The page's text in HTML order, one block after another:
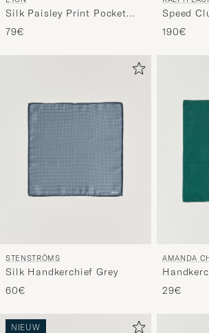
Silk Paisley Print Pocket
Square Green
79€
Speed
Square
190€
STENSTRÖMS
Silk Handkerchief Grey
60€
AMANDA
29€
NIEUW